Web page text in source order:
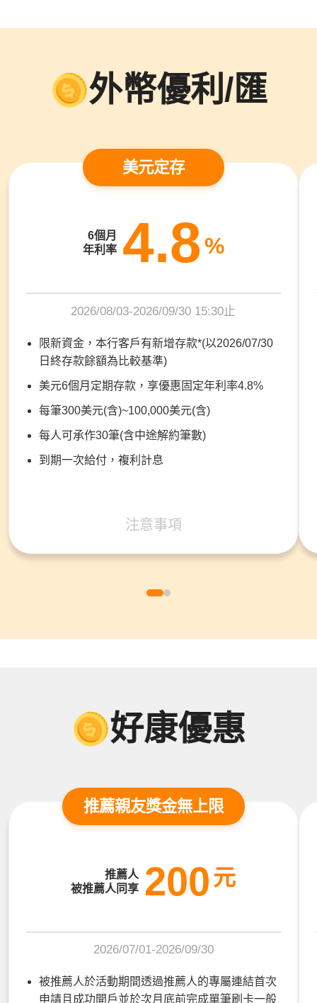
外幣優利/匯
美元定存
6個月
年利率 4.8%
2026/08/03-2026/09/30 15:30止
限新資金，本行客戶有新增存款*(以2026/07/30
日終存款餘額為比較基準)
美元6個月定期存款，享優惠固定年利率4.8%
每筆300美元(含)~100,000美元(含)
每人可承作30筆(含中途解約筆數)
到期一次給付，複利計息
注意事項
好康優惠
推薦親友獎金無上限
推薦人
被推薦人同享 200元
2026/07/01-2026/09/30
被推薦人於活動期間透過推薦人的專屬連結首次
申請且成功開戶並於次月底前完成單筆刷卡一般